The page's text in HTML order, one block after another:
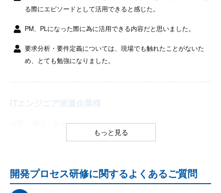
もっと見る
る際にエピソードとして活用できると感じた。
PM、PLになった際に為に活用できる内容だと思いました。
要求分析・要件定義については、現場でも触れたことがないた
め、とても勉強になりました。
ITエンジニア派遣企業様
内容： 満足・良かった
講師： 満足・良かった
97.4
開発プロセス研修に関するよくあるご質問